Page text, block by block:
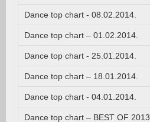
Dance top chart - 08.02.2014.
Dance top chart – 01.02.2014.
Dance top chart - 25.01.2014.
Dance top chart – 18.01.2014.
Dance top chart - 04.01.2014.
Dance top chart – BEST OF 2013